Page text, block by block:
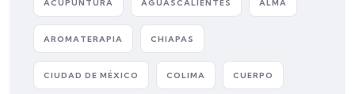
ACUPUNTURA AGUASCALIENTES ALMA
AROMATERAPIA CHIAPAS
CIUDAD DE MÉXICO COLIMA CUERPO